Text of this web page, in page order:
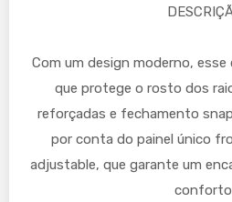
Com um design moderno, esse
que protege o rosto dos
reforçadas e fechamento
por conta do painel único
adjustable, que garante um